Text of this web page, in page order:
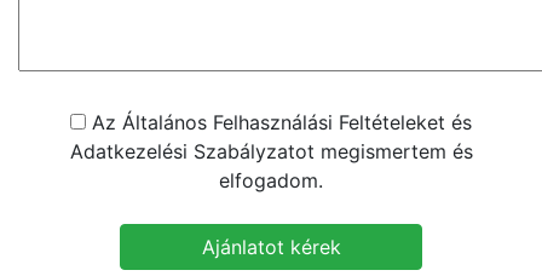
Az Általános Felhasználási Feltételeket és
Adatkezelési Szabályzatot megismertem és
elfogadom.